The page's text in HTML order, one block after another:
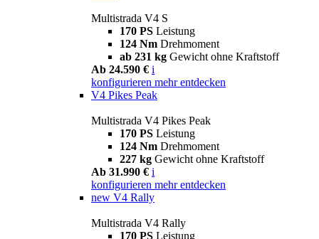
Multistrada V4 S
170 PS Leistung
124 Nm Drehmoment
ab 231 kg Gewicht ohne Kraftstoff
Ab 24.590 € i
konfigurieren mehr entdecken
V4 Pikes Peak
Multistrada V4 Pikes Peak
170 PS Leistung
124 Nm Drehmoment
227 kg Gewicht ohne Kraftstoff
Ab 31.990 € i
konfigurieren mehr entdecken
new V4 Rally
Multistrada V4 Rally
170 PS Leistung